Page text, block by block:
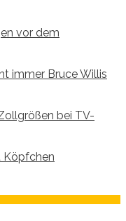
vor dem
immer Bruce Willis
bei TV-
Köpfchen